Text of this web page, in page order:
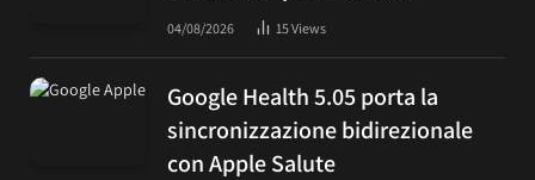
04/08/2026 15Views
Google Health 5.05 porta la
sincronizzazione bidirezionale
con Apple Salute